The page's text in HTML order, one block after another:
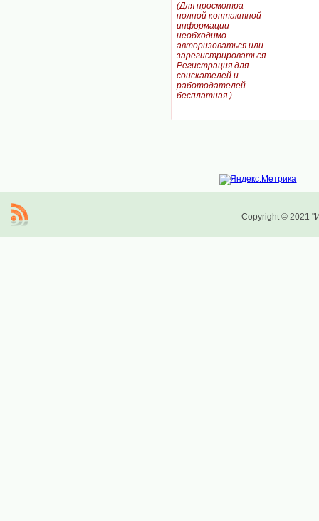
(Для просмотра
полной контактной
информации
необходимо
авторизоваться или
зарегистрироваться.
Регистрация для
соискателей и
работодателей -
бесплатная.)
Copyright © 2021